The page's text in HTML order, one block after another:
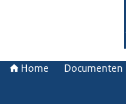
Home Documenten